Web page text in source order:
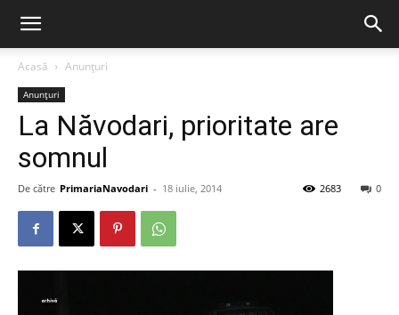
Acasă Anunțuri
Anunțuri
La Năvodari, prioritate are
somnul
De către PrimariaNavodari - 18 iulie, 2014 0
2683